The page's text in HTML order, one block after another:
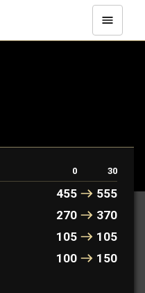
0 30
455
555
270
370
105
105
100 150